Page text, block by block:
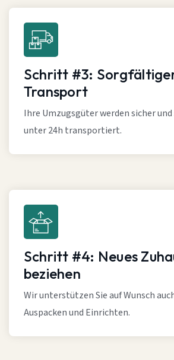
Schritt #3:
Transport
Ihre Umzugsgüter werden sicher
unter 24h transportiert.
Schritt #4: Neues
beziehen
Wir unterstützen Sie auf Wunsch
Auspacken und Einrichten.